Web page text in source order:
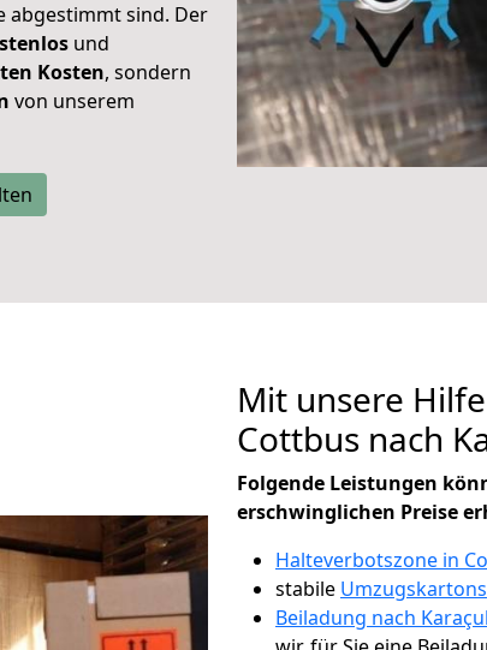
abgestimmt sind. Der
und
Kosten, sondern
von unserem
Mit unsere
Cottbus nach
Folgende Leistungen
erschwinglichen Preise
Halteverbotszone in
stabile Umzugskartons
Beiladung nach